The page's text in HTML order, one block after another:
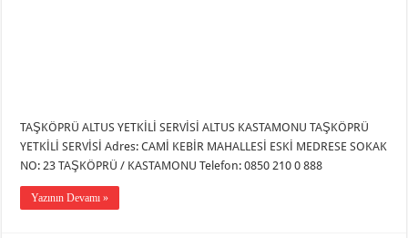
TAŞKÖPRÜ ALTUS YETKİLİ SERVİSİ ALTUS KASTAMONU TAŞKÖPRÜ
YETKİLİ SERVİSİ Adres: CAMİ KEBİR MAHALLESİ ESKİ MEDRESE SOKAK
NO: 23 TAŞKÖPRÜ / KASTAMONU Telefon: 0850 210 0 888
Yazının Devamı »